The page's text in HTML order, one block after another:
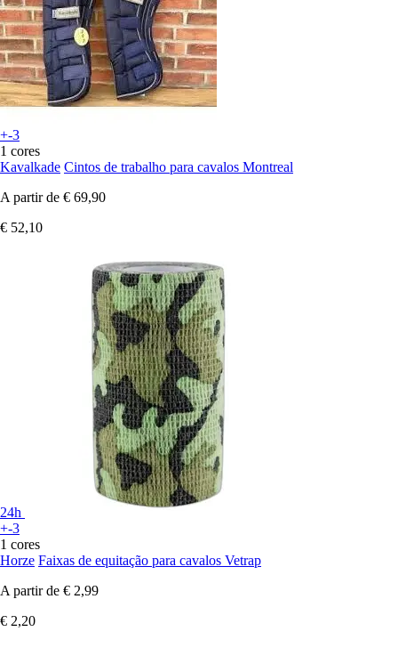
+-3
1 cores
Kavalkade Cintos de trabalho para cavalos Montreal
A partir de € 69,90
€ 52,10
24h
+-3
1 cores
Horze Faixas de equitação para cavalos Vetrap
A partir de € 2,99
€ 2,20